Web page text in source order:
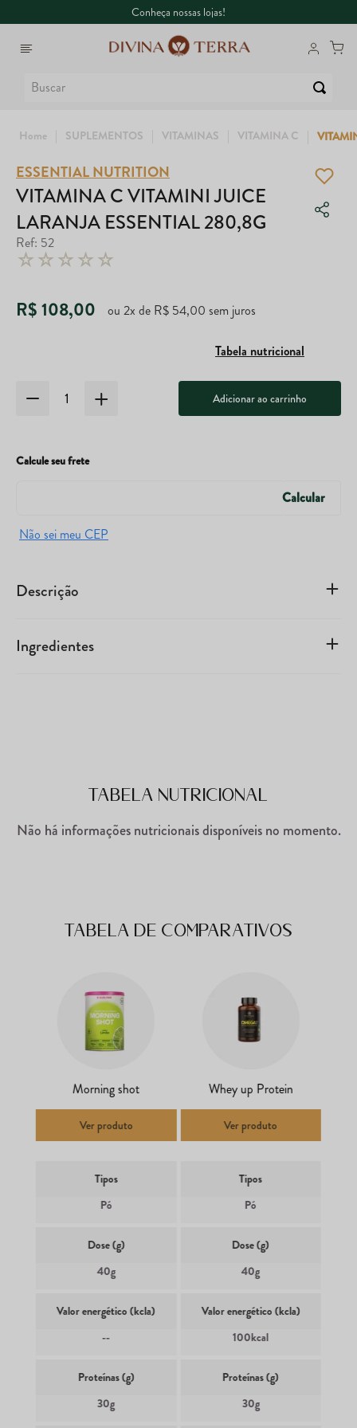
Conheça nossas lojas!
SUPLEMENTOS VITAMINAS VITAMINA C
ESSENTIAL NUTRITION
VITAMINA C VITAMINI JUICE
LARANJA ESSENTIAL 280,8G
Ref: 52
☆☆☆☆☆
R$108,00 ou 2x de R$ 54,00 sem juros
Tabela nutricional
Adicionar ao carrinho
Calcule seu frete
Descrição
Ingredientes
Tabela Nutricional
Não há informações nutricionais disponíveis no momento.
Tabela de comparativos
Morning shot
Ver produto
Tipos
Pó
Dose (g)
40g
Valor energético (kcla)
--
Proteínas (g)
30g
Whey up Protein
Ver produto
Tipos
Pó
Dose (g)
40g
Valor energético (kcla)
100kcal
Proteínas (g)
30g
1º Whey
2º Creatina
3 Ômega
6º Dux
7 º Colágeno